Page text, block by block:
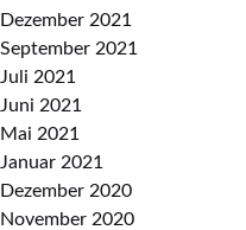
Dezember 2021
September 2021
Juli 2021
Juni 2021
Mai 2021
Januar 2021
Dezember 2020
November 2020